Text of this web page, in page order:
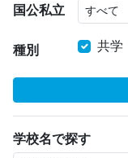
国公私立
種別 共学
学校名で探す